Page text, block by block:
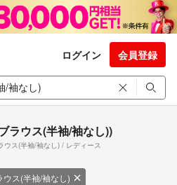
ログイン 会員登録
ラウス(半袖/袖なし))
ウス(半袖/袖なし) / レディース
ウス(半袖/袖なし)